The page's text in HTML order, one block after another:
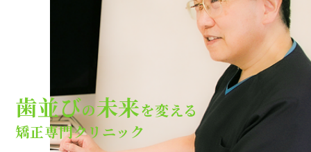
当院のこだわり
費用について
クリニック案内
歯並びの未来を変える
矯正専門クリニック